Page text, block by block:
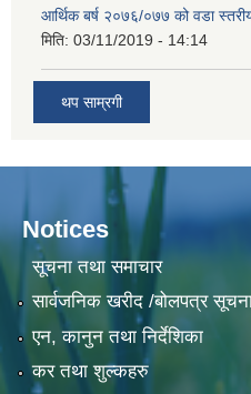
आर्थिक बर्ष २०७६/०७७ को वडा
मिति: 03/11/2019 - 14:14
थप साम्रगी
Notices
सूचना तथा समाचार
सार्वजनिक खरीद /बोलपत्र
एन, कानुन तथा निर्देशिका
कर तथा शुल्कहरु